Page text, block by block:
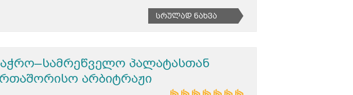
Სრულად Ნახვა
პალატასთან
არბიტრაჟი